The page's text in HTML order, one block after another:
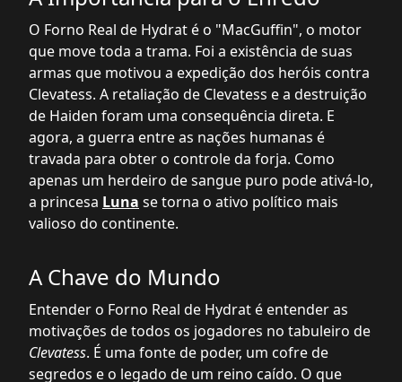
O Forno Real de Hydrat é o "MacGuffin", o motor
que move toda a trama. Foi a existência de suas
armas que motivou a expedição dos heróis contra
Clevatess. A retaliação de Clevatess e a destruição
de Haiden foram uma consequência direta. E
agora, a guerra entre as nações humanas é
travada para obter o controle da forja. Como
apenas um herdeiro de sangue puro pode ativá-lo,
a princesa Luna se torna o ativo político mais
valioso do continente.
A Chave do Mundo
Entender o Forno Real de Hydrat é entender as
motivações de todos os jogadores no tabuleiro de
Clevatess. É uma fonte de poder, um cofre de
segredos e o legado de um reino caído. O que